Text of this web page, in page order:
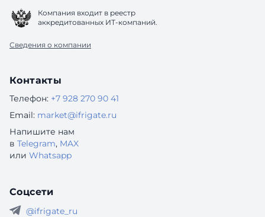
Компания входит в реестр
аккредитованных ИТ-компаний.
Сведения о компании
Контакты
Телефон: +7 928 270 90 41
Email: market@ifrigate.ru
Напишите нам
в Telegram, MAX
или Whatsapp
Соцсети
@ifrigate_ru